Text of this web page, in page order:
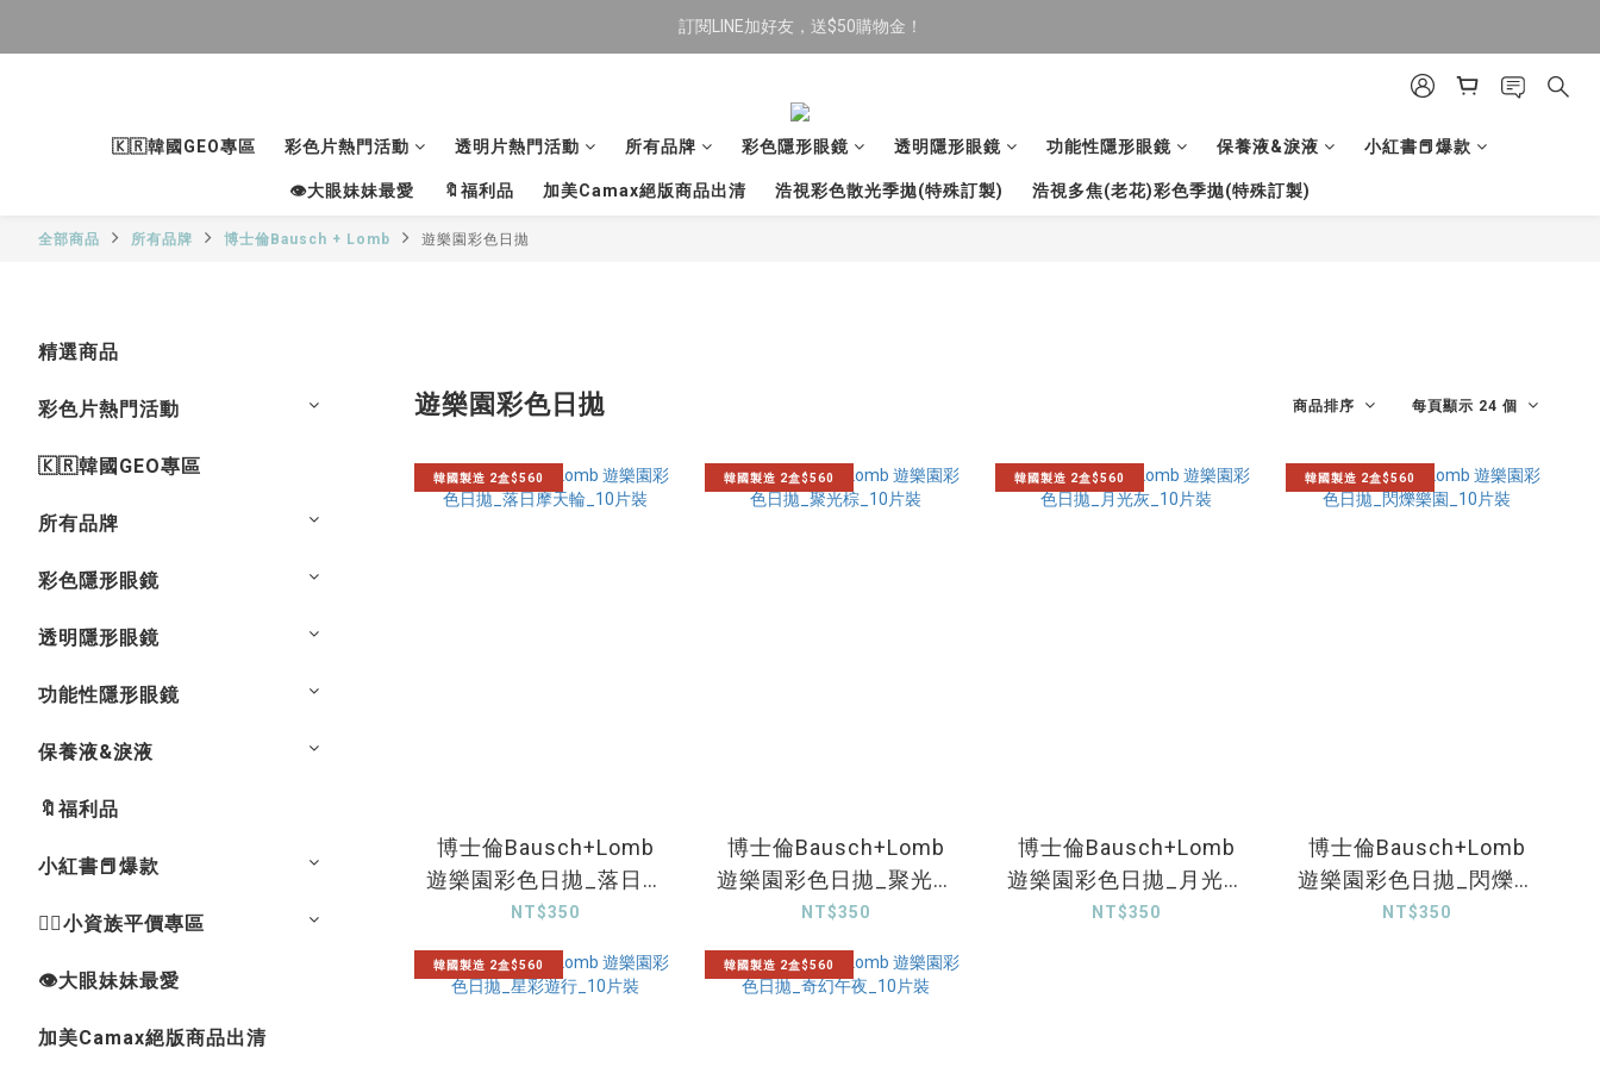
限時全館滿$699免運
訂閱LINE加好友，送$50購物金！
🇰🇷韓國GEO專區 彩色片熱門活動 透明片熱門活動 所有品牌 彩色隱形眼鏡 透明隱形眼鏡 功能性隱形眼鏡 保養液&淚液 小紅書📕爆款
👁大眼妹妹最愛 🔖福利品 加美Camax絕版商品出清 浩視彩色散光季拋(特殊訂製) 浩視多焦(老花)彩色季拋(特殊訂製)
全部商品 所有品牌 博士倫Bausch + Lomb 遊樂園彩色日拋
精選商品
彩色片熱門活動
🇰🇷韓國GEO專區
所有品牌
彩色隱形眼鏡
透明隱形眼鏡
功能性隱形眼鏡
保養液&淚液
🔖福利品
小紅書📕爆款
💁‍♀️小資族平價專區
👁大眼妹妹最愛
加美Camax絕版商品出清
遊樂園彩色日拋 商品排序 每頁顯示 24 個
韓國製造 2盒$560
博士倫Bausch+Lomb
遊樂園彩色日拋_落日摩
天輪_10片裝
NT$350
韓國製造 2盒$560
博士倫Bausch+Lomb
遊樂園彩色日拋_聚光棕
_10片裝
NT$350
韓國製造 2盒$560
博士倫Bausch+Lomb
遊樂園彩色日拋_月光灰
_10片裝
NT$350
韓國製造 2盒$560
博士倫Bausch+Lomb
遊樂園彩色日拋_閃爍樂
園_10片裝
NT$350
韓國製造 2盒$560 韓國製造 2盒$560